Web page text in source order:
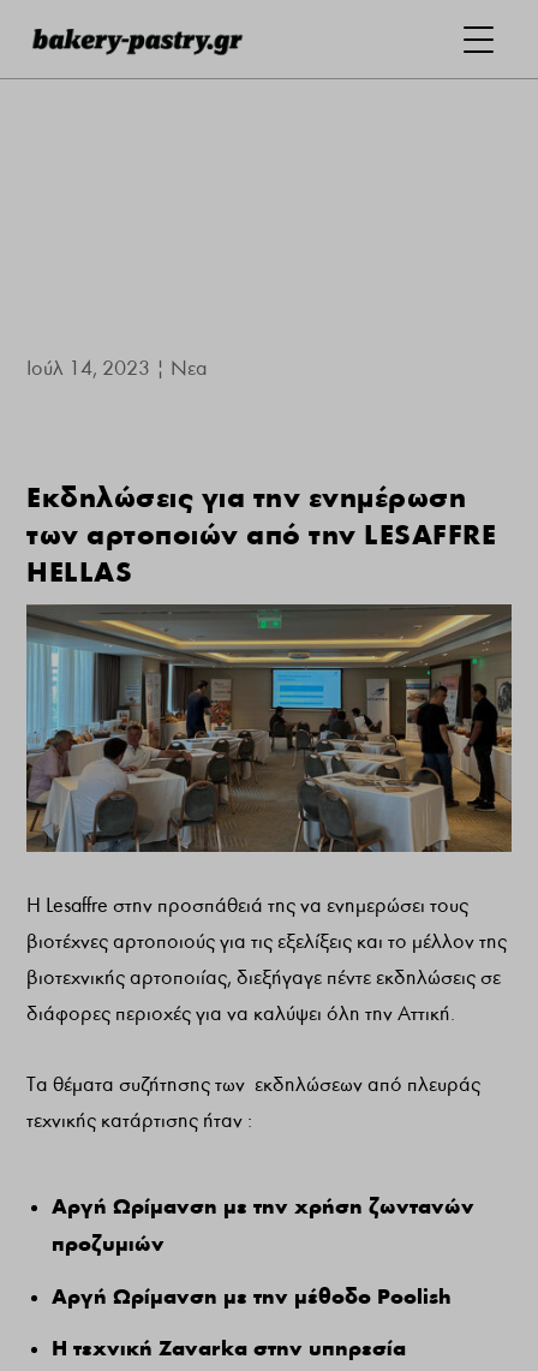
Ιούλ 14, 2023 | Νεα
Εκδηλώσεις για την ενημέρωση
των αρτοποιών από την LESAFFRE
HELLAS
Η Lesaffre στην προσπάθειά της να ενημερώσει τους
βιοτέχνες αρτοποιούς για τις εξελίξεις και το μέλλον της
βιοτεχνικής αρτοποιίας, διεξήγαγε πέντε εκδηλώσεις σε
διάφορες περιοχές για να καλύψει όλη την Αττική.
Τα θέματα συζήτησης των εκδηλώσεων από πλευράς
τεχνικής κατάρτισης ήταν :
Αργή Ωρίμανση με την χρήση ζωντανών
προζυμιών
Αργή Ωρίμανση με την μέθοδο Poolish
Η τεχνική Zavarkaστην υπηρεσία